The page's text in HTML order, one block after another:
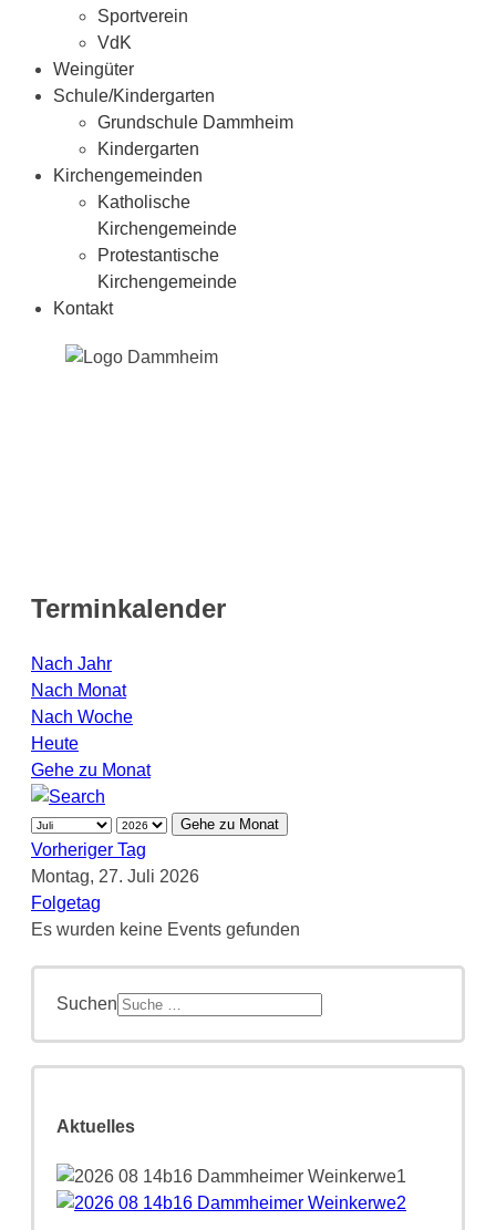
Sportverein
VdK
Weingüter
Schule/Kindergarten
Grundschule Dammheim
Kindergarten
Kirchengemeinden
Katholische
Kirchengemeinde
Protestantische
Kirchengemeinde
Kontakt
Terminkalender
Nach Jahr
Nach Monat
Nach Woche
Heute
Gehe zu Monat
Gehe zu Monat
Vorheriger Tag
Montag, 27. Juli 2026
Folgetag
Es wurden keine Events gefunden
Suchen
Aktuelles